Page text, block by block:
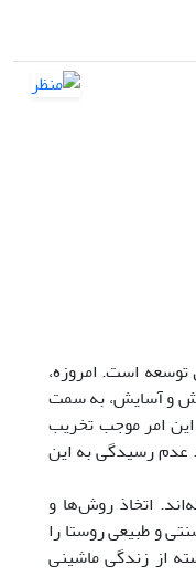
است. امروزه،
و آسایش، به سمت
امر موجب تخریب
عدم رسیدگی به این
دل شهر به صورت ارگانیک به زندگی خود ادامه می‌دهند، روستاـ شهر 1نام‌گرفته‌اند. اتخاذ روش‌ها و
و طبیعی روستا را
از زندگی ماشینی